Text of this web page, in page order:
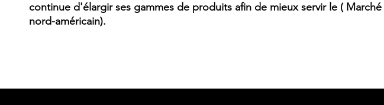
continue d'élargir ses gammes de produits afin de mieux servir le ( Marché
nord-américain).